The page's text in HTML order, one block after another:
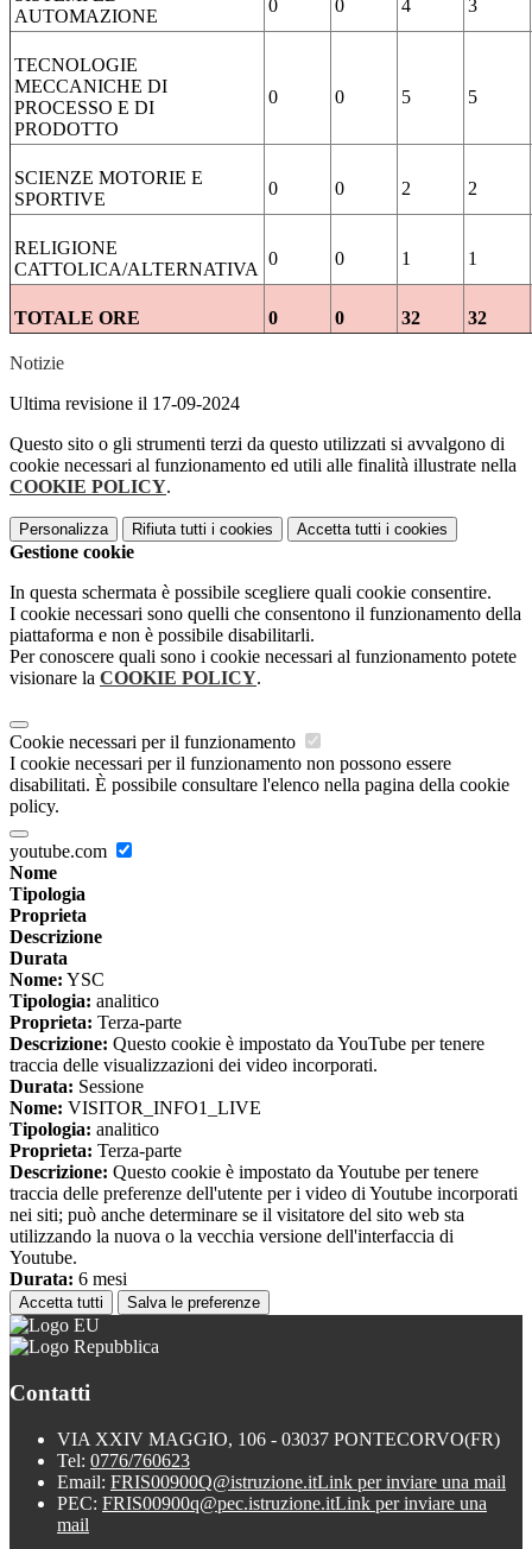
AUTOMAZIONE
0 0 4 3
TECNOLOGIE
MECCANICHE DI
PROCESSO E DI
PRODOTTO
0 0 5 5
SCIENZE MOTORIE E
SPORTIVE
0 0 2 2
RELIGIONE
CATTOLICA/ALTERNATIVA
0 0 1 1
TOTALE ORE 0 0 32 32
Notizie
Ultima revisione il 17-09-2024
Questo sito o gli strumenti terzi da questo utilizzati si avvalgono di
cookie necessari al funzionamento ed utili alle finalità illustrate nella
COOKIE POLICY.
Personalizza Rifiuta tutti i cookies Accetta tutti i cookies
Gestione cookie
In questa schermata è possibile scegliere quali cookie consentire.
I cookie necessari sono quelli che consentono il funzionamento della
piattaforma e non è possibile disabilitarli.
Per conoscere quali sono i cookie necessari al funzionamento potete
visionare la COOKIE POLICY.
Cookie necessari per il funzionamento
I cookie necessari per il funzionamento non possono essere
disabilitati. È possibile consultare l'elenco nella pagina della cookie
policy.
youtube.com
Nome
Tipologia
Proprieta
Descrizione
Durata
Nome: YSC
Tipologia: analitico
Proprieta: Terza-parte
Descrizione: Questo cookie è impostato da YouTube per tenere
traccia delle visualizzazioni dei video incorporati.
Durata: Sessione
Nome: VISITOR_INFO1_LIVE
Tipologia: analitico
Proprieta: Terza-parte
Descrizione: Questo cookie è impostato da Youtube per tenere
traccia delle preferenze dell'utente per i video di Youtube incorporati
nei siti; può anche determinare se il visitatore del sito web sta
utilizzando la nuova o la vecchia versione dell'interfaccia di
Youtube.
Durata: 6 mesi
Accetta tutti Salva le preferenze
Contatti
VIA XXIV MAGGIO, 106 - 03037 PONTECORVO(FR)
Tel: 0776/760623
Email: FRIS00900Q@istruzione.itLink per inviare una mail
PEC: FRIS00900q@pec.istruzione.itLink per inviare una
mail